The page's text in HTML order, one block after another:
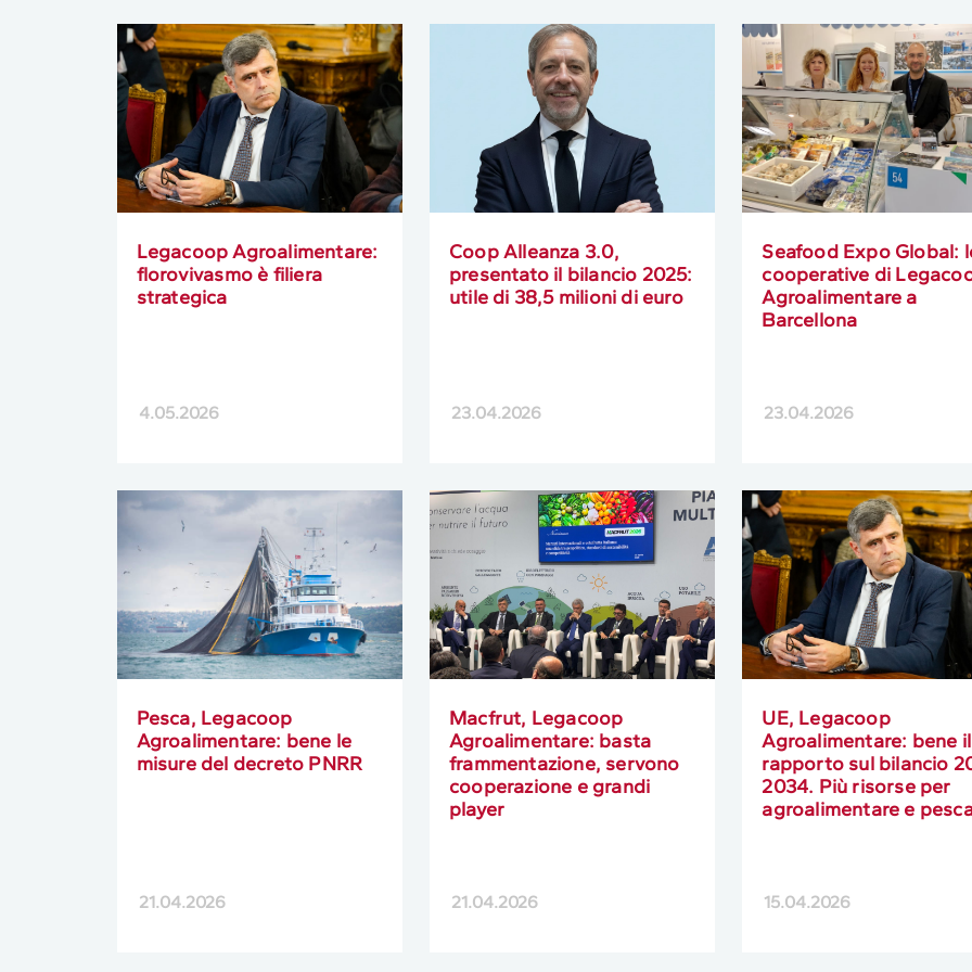
Legacoop Agroalimentare:
florovivasmo è filiera
strategica
4.05.2026
Coop Alleanza 3.0,
presentato il bilancio 2025:
utile di 38,5 milioni di euro
23.04.2026
Seafood Expo Global:
cooperative di
Agroalimentare a
Barcellona
23.04.2026
Pesca, Legacoop
Agroalimentare: bene le
misure del decreto PNRR
21.04.2026
Macfrut, Legacoop
Agroalimentare: basta
frammentazione, servono
cooperazione e grandi
player
21.04.2026
UE, Legacoop
Agroalimentare: bene il
rapporto sul bilancio
2034. Più risorse per
agroalimentare e
15.04.2026